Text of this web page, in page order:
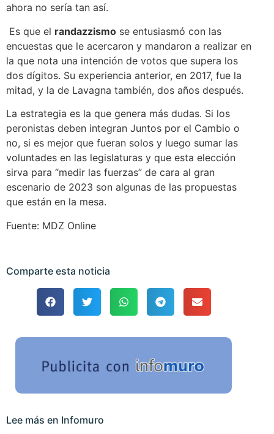
ahora no sería tan así.
Es que el randazzismo se entusiasmó con las
encuestas que le acercaron y mandaron a realizar en
la que nota una intención de votos que supera los
dos dígitos. Su experiencia anterior, en 2017, fue la
mitad, y la de Lavagna también, dos años después.
La estrategia es la que genera más dudas. Si los
peronistas deben integran Juntos por el Cambio o
no, si es mejor que fueran solos y luego sumar las
voluntades en las legislaturas y que esta elección
sirva para “medir las fuerzas” de cara al gran
escenario de 2023 son algunas de las propuestas
que están en la mesa.
Fuente: MDZ Online
Comparte esta noticia
Lee más en Infomuro